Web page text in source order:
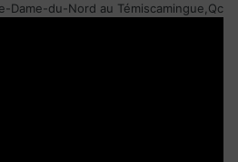
Dame-du-Nord au Témiscamingue,Qc